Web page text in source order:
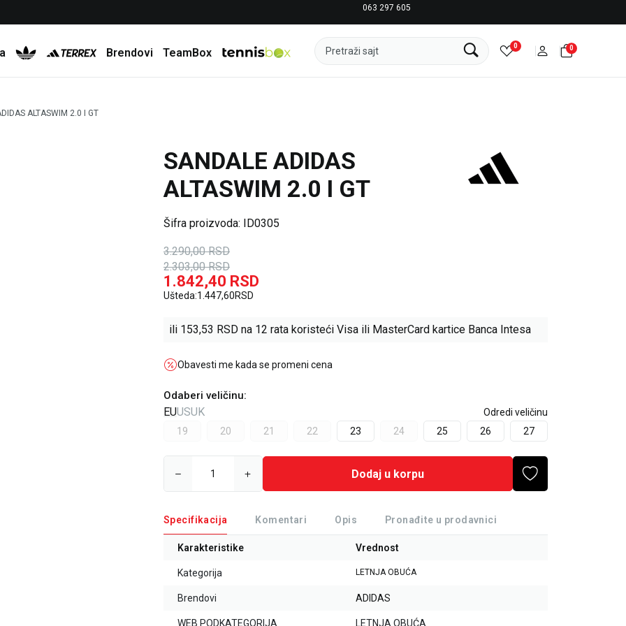
063 297 605
Brendovi TeamBox Pretraži sajt 0 0
ALTASWIM 2.0 I GT
SANDALE ADIDAS
ALTASWIM 2.0 I GT
Šifra proizvoda: ID0305
3.290,00 RSD
2.303,00 RSD
1.842,40 RSD
Ušteda:1.447,60RSD
ili 153,53 RSD na 12 rata koristeći Visa ili MasterCard kartice Banca Intesa
Obavesti me kada se promeni cena
Odaberi veličinu:
EUUSUK
Odredi veličinu
19
20 21 22 23 24 25 26 27
Dodaj u korpu
Specifikacija Komentari Opis Pronađite u prodavnici
Karakteristike Vrednost
Kategorija LETNJA OBUĆA
Brendovi ADIDAS
WEB PODKATEGORIJA LETNJA OBUĆA